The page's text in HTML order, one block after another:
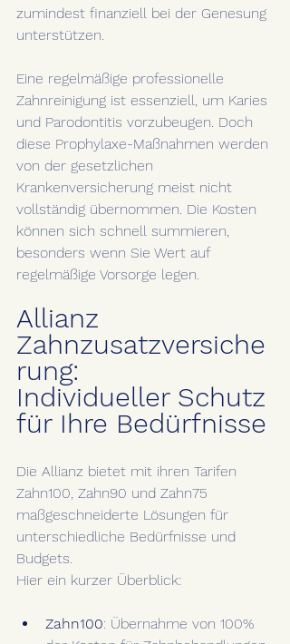
zumindest finanziell bei der Genesung
unterstützen.
Eine regelmäßige professionelle
Zahnreinigung ist essenziell, um Karies
und Parodontitis vorzubeugen. Doch
diese Prophylaxe-Maßnahmen werden
von der gesetzlichen
Krankenversicherung meist nicht
vollständig übernommen. Die Kosten
können sich schnell summieren,
besonders wenn Sie Wert auf
regelmäßige Vorsorge legen.
Allianz
Zahnzusatzversiche
rung:
Individueller Schutz
für Ihre Bedürfnisse
Die Allianz bietet mit ihren Tarifen
Zahn100, Zahn90 und Zahn75
maßgeschneiderte Lösungen für
unterschiedliche Bedürfnisse und
Budgets.
Hier ein kurzer Überblick:
Zahn100: Übernahme von 100%